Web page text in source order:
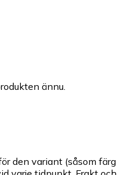
ännu.
den variant (såsom färg